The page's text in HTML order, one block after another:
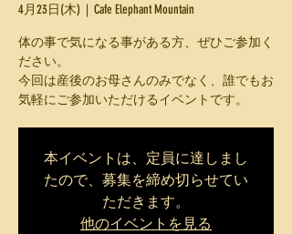
4月23日(木)
  |
Cafe Elephant Mountain
体の事で気になる事がある方、ぜひご参加く
ださい。
今回は産後のお母さんのみでなく、誰でもお
気軽にご参加いただけるイベントです。
本イベントは、定員に達しまし
たので、募集を締め切らせてい
ただきます。
他のイベントを見る